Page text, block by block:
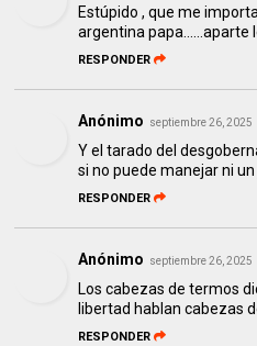
Estúpido , que me
argentina
RESPONDER
Anónimo septiembre 26, 2025
Y el tarado del
si no puede manejar ni
RESPONDER
Anónimo septiembre 26, 2025
Los cabezas de termos
libertad hablan cabezas
RESPONDER